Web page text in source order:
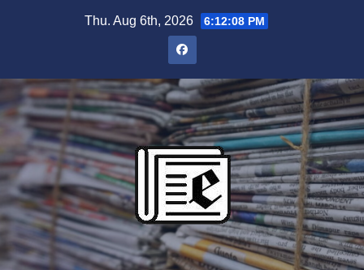
Thu. Aug 6th, 2026 6:12:09 PM